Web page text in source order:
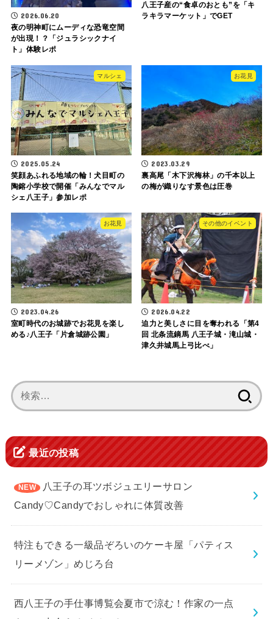
2026.06.20
夜の明神町にムーディな恐竜空間
が出現！？「ジュラシックナイ
ト」体験レポ
八王子産の“食卓のおとも”を「キ
ラキラマーケット」でGET
マルシェ
2025.05.24
笑顔あふれる地域の輪！犬目町の
陶鎔小学校で開催「みんなでマル
シェ八王子」参加レポ
お花見
2023.03.29
裏高尾「木下沢梅林」の千本以上
の梅が織りなす景色は圧巻
お花見
2023.04.26
室町時代のお城跡でお花見を楽し
める♪八王子「片倉城跡公園」
その他のイベント
2026.04.22
迫力と美しさに目を奪われる「第4
回 北条流鏑馬 八王子城・滝山城・
津久井城馬上弓比べ」
索:
最近の投稿
八王子の耳ツボジュエリーサロン
Candy♡Candyでおしゃれに体質改善
特注もできる一級品ぞろいのケーキ屋「パティス
リーメゾン」めじろ台
西八王子の手仕事博覧会夏市で涼む！作家の一点